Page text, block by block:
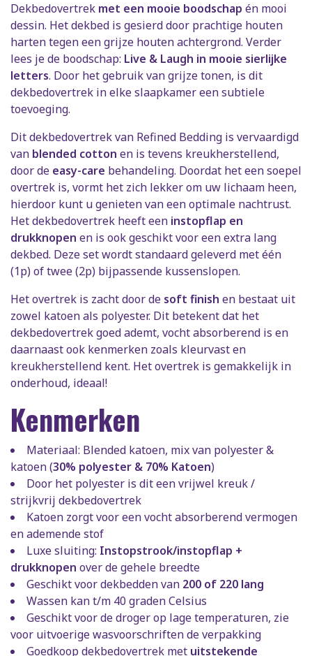
Dekbedovertrek met een mooie boodschap én mooi
dessin. Het dekbed is gesierd door prachtige houten
harten tegen een grijze houten achtergrond. Verder
lees je de boodschap: Live & Laugh in mooie sierlijke
letters. Door het gebruik van grijze tonen, is dit
dekbedovertrek in elke slaapkamer een subtiele
toevoeging.
Dit dekbedovertrek van Refined Bedding is vervaardigd
van blended cotton en is tevens kreukherstellend,
door de easy-care behandeling. Doordat het een soepel
overtrek is, vormt het zich lekker om uw lichaam heen,
hierdoor kunt u genieten van een optimale nachtrust.
Het dekbedovertrek heeft een instopflap en
drukknopen en is ook geschikt voor een extra lang
dekbed. Deze set wordt standaard geleverd met één
(1p) of twee (2p) bijpassende kussenslopen.
Het overtrek is zacht door de soft finish en bestaat uit
zowel katoen als polyester. Dit betekent dat het
dekbedovertrek goed ademt, vocht absorberend is en
daarnaast ook kenmerken zoals kleurvast en
kreukherstellend kent. Het overtrek is gemakkelijk in
onderhoud, ideaal!
Kenmerken
Materiaal: Blended katoen, mix van polyester &
katoen (30% polyester & 70% Katoen)
Door het polyester is dit een vrijwel kreuk /
strijkvrij dekbedovertrek
Katoen zorgt voor een vocht absorberend vermogen
en ademende stof
Luxe sluiting: Instopstrook/instopflap +
drukknopen over de gehele breedte
Geschikt voor dekbedden van 200 of 220 lang
Wassen kan t/m 40 graden Celsius
Geschikt voor de droger op lage temperaturen, zie
voor uitvoerige wasvoorschriften de verpakking
Goedkoop dekbedovertrek met uitstekende